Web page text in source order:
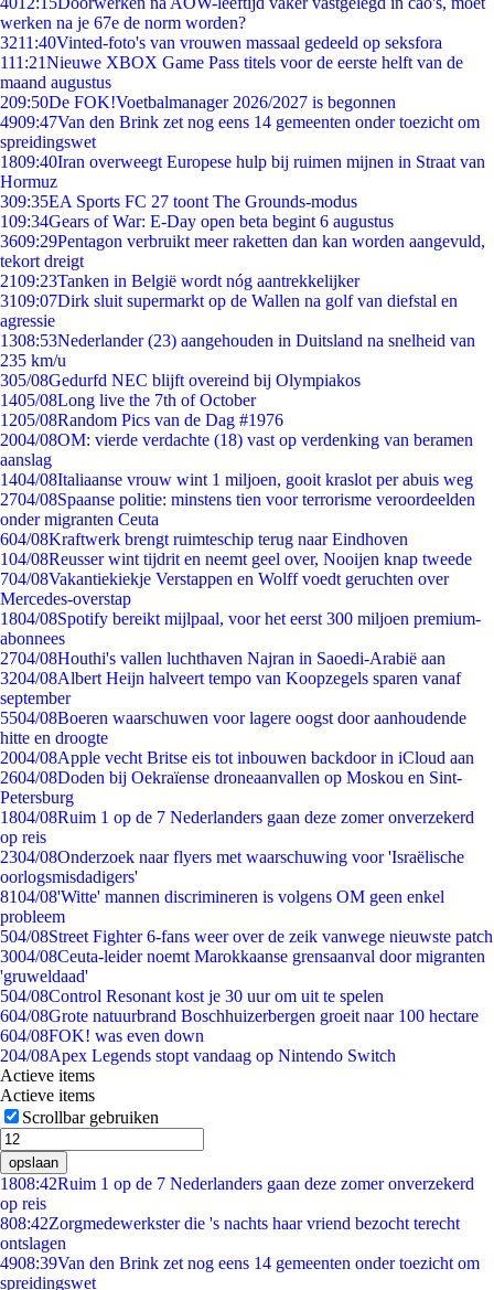
werken na je 67e de norm worden?
3211:40Vinted-foto's van vrouwen massaal gedeeld op seksfora
111:21Nieuwe XBOX Game Pass titels voor de eerste helft van de
maand augustus
209:50De FOK!Voetbalmanager 2026/2027 is begonnen
4909:47Van den Brink zet nog eens 14 gemeenten onder toezicht om
spreidingswet
1809:40Iran overweegt Europese hulp bij ruimen mijnen in Straat van
Hormuz
309:35EA Sports FC 27 toont The Grounds-modus
109:34Gears of War: E-Day open beta begint 6 augustus
3609:29Pentagon verbruikt meer raketten dan kan worden aangevuld,
tekort dreigt
2109:23Tanken in België wordt nóg aantrekkelijker
3109:07Dirk sluit supermarkt op de Wallen na golf van diefstal en
agressie
1308:53Nederlander (23) aangehouden in Duitsland na snelheid van
235 km/u
305/08Gedurfd NEC blijft overeind bij Olympiakos
1405/08Long live the 7th of October
1205/08Random Pics van de Dag #1976
2004/08OM: vierde verdachte (18) vast op verdenking van beramen
aanslag
1404/08Italiaanse vrouw wint 1 miljoen, gooit kraslot per abuis weg
2704/08Spaanse politie: minstens tien voor terrorisme veroordeelden
onder migranten Ceuta
604/08Kraftwerk brengt ruimteschip terug naar Eindhoven
104/08Reusser wint tijdrit en neemt geel over, Nooijen knap tweede
704/08Vakantiekiekje Verstappen en Wolff voedt geruchten over
Mercedes-overstap
1804/08Spotify bereikt mijlpaal, voor het eerst 300 miljoen premium-
abonnees
2704/08Houthi's vallen luchthaven Najran in Saoedi-Arabië aan
3204/08Albert Heijn halveert tempo van Koopzegels sparen vanaf
september
5504/08Boeren waarschuwen voor lagere oogst door aanhoudende
hitte en droogte
2004/08Apple vecht Britse eis tot inbouwen backdoor in iCloud aan
2604/08Doden bij Oekraïense droneaanvallen op Moskou en Sint-
Petersburg
1804/08Ruim 1 op de 7 Nederlanders gaan deze zomer onverzekerd
op reis
2304/08Onderzoek naar flyers met waarschuwing voor 'Israëlische
oorlogsmisdadigers'
8104/08'Witte' mannen discrimineren is volgens OM geen enkel
probleem
504/08Street Fighter 6-fans weer over de zeik vanwege nieuwste patch
3004/08Ceuta-leider noemt Marokkaanse grensaanval door migranten
'gruweldaad'
504/08Control Resonant kost je 30 uur om uit te spelen
604/08Grote natuurbrand Boschhuizerbergen groeit naar 100 hectare
604/08FOK! was even down
204/08Apex Legends stopt vandaag op Nintendo Switch
Actieve items
Actieve items
Scrollbar gebruiken
opslaan
1808:42Ruim 1 op de 7 Nederlanders gaan deze zomer onverzekerd
op reis
808:42Zorgmedewerkster die 's nachts haar vriend bezocht terecht
ontslagen
4908:39Van den Brink zet nog eens 14 gemeenten onder toezicht om
spreidingswet